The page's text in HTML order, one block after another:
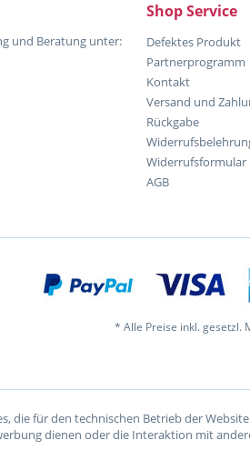
und Beratung unter:
Shop Service
Defektes Produkt
Partnerprogramm
Kontakt
Versand und
Rückgabe
Widerrufsformular
AGB
* Alle Preise inkl. gesetzl.
die für den technischen Betrieb der
dienen oder die Interaktion mit